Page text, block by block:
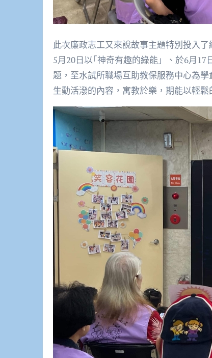
此次廉政志工又來說故事主題特別投入
5月20日以｢神奇有趣的綠能」、於6月
題，至水試所職場互助教保服務中心為
生動活潑的內容，寓教於樂，期能以輕